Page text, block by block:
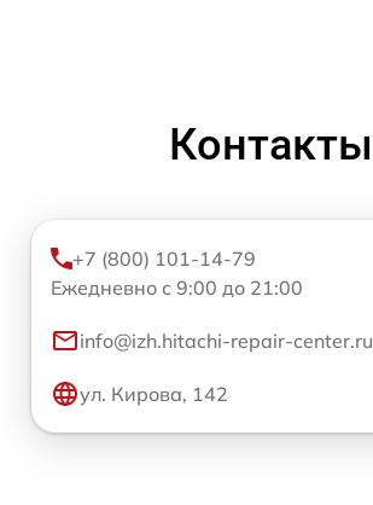
Контакты
+7 (800) 101-14-79
Ежедневно с 9:00 до 21:00
info@izh.hitachi-repair-center.ru
ул. Кирова, 142